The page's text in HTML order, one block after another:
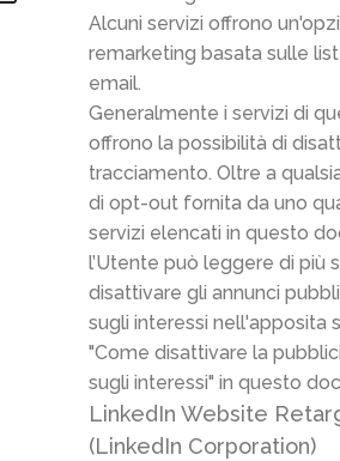
Alcuni servizi offrono
remarketing basata sulle
email.
Generalmente i servizi di
offrono la possibilità di
tracciamento. Oltre a
di opt-out fornita da uno
servizi elencati in questo
l’Utente può leggere di più
disattivare gli annunci
sugli interessi nell'apposita
"Come disattivare la
sugli interessi" in questo
LinkedIn Website
(LinkedIn Corporation)